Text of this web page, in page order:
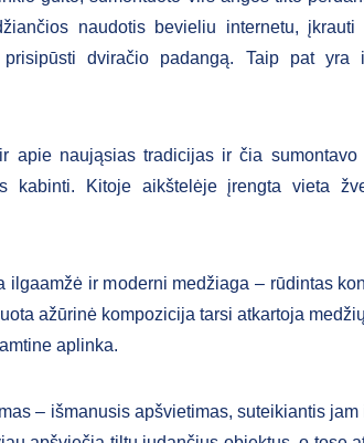
naudotis bevieliu internetu, įkrauti
dviračio padangą. Taip pat yra
apie naująsias tradicijas ir čia sumontavo
kabinti. Kitoje aikštelėje įrengta vieta
ilgaamžė ir moderni medžiaga – rūdintas
ažūrinė kompozicija tarsi atkartoja
aplinka.
– išmanusis apšvietimas, suteikiantis